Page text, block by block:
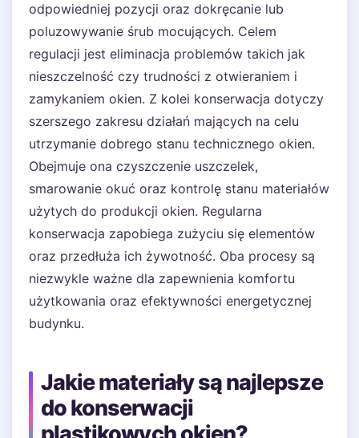
odpowiedniej pozycji oraz dokręcanie lub
poluzowywanie śrub mocujących. Celem
regulacji jest eliminacja problemów takich jak
nieszczelność czy trudności z otwieraniem i
zamykaniem okien. Z kolei konserwacja dotyczy
szerszego zakresu działań mających na celu
utrzymanie dobrego stanu technicznego okien.
Obejmuje ona czyszczenie uszczelek,
smarowanie okuć oraz kontrolę stanu materiałów
użytych do produkcji okien. Regularna
konserwacja zapobiega zużyciu się elementów
oraz przedłuża ich żywotność. Oba procesy są
niezwykle ważne dla zapewnienia komfortu
użytkowania oraz efektywności energetycznej
budynku.
Jakie materiały są najlepsze
do konserwacji